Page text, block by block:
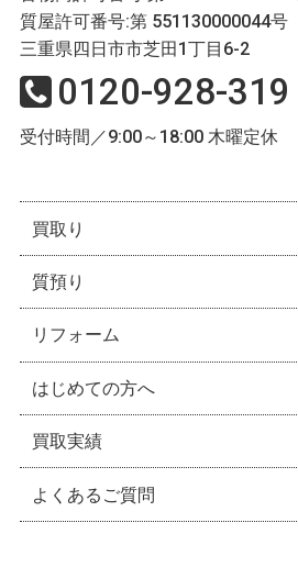
質屋許可番号:第 551130000044号
三重県四日市市芝田1丁目6-2
0120-928-319
受付時間／9:00～18:00 木曜定休
買取り
質預り
リフォーム
はじめての方へ
買取実績
よくあるご質問